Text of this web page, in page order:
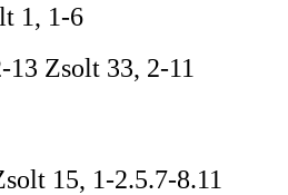
1, 1-6
13 Zsolt 33, 2-11
15, 1-2.5.7-8.11